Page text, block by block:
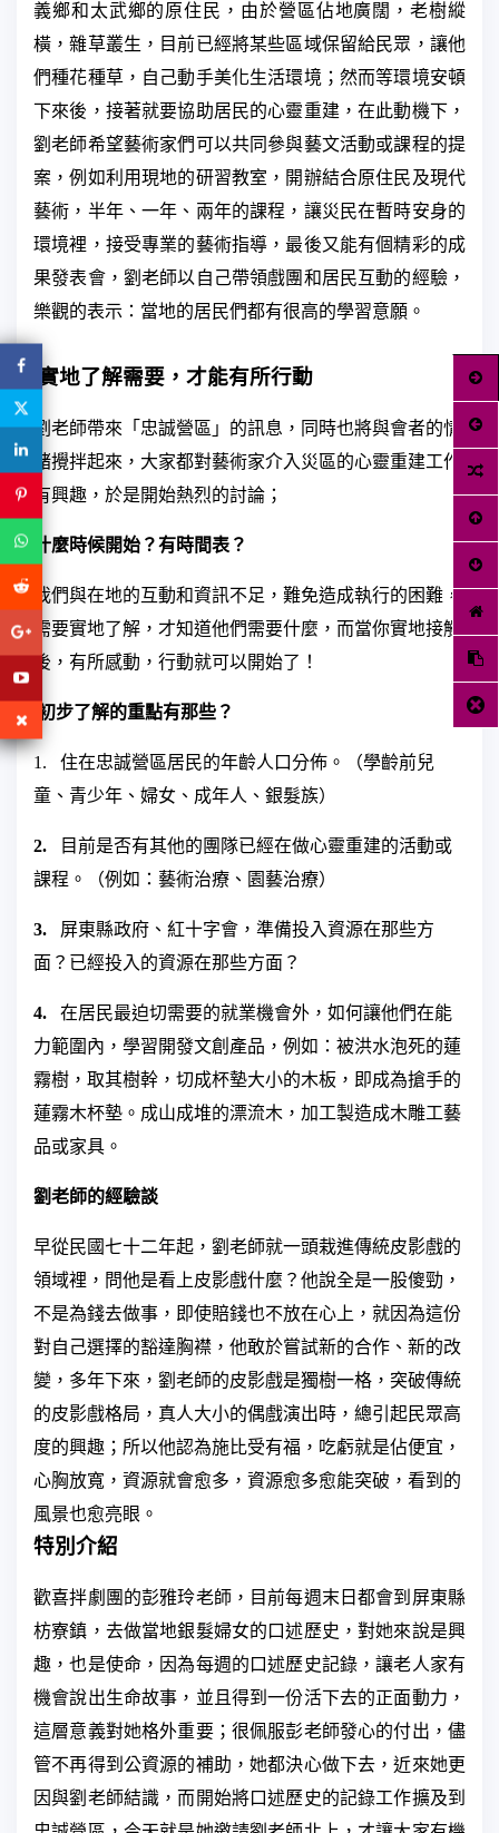
義鄉和太武鄉的原住民，由於營區佔地廣闊，老樹縱
橫，雜草叢生，目前已經將某些區域保留給民眾，讓他
們種花種草，自己動手美化生活環境；然而等環境安頓
下來後，接著就要協助居民的心靈重建，在此動機下，
劉老師希望藝術家們可以共同參與藝文活動或課程的提
案，例如利用現地的研習教室，開辦結合原住民及現代
藝術，半年、一年、兩年的課程，讓災民在暫時安身的
環境裡，接受專業的藝術指導，最後又能有個精彩的成
果發表會，劉老師以自己帶領戲團和居民互動的經驗，
樂觀的表示：當地的居民們都有很高的學習意願。
實地了解需要，才能有所行動
劉 老師帶來「忠誠營區」的訊息，同時也將與會者的情
緒攪拌起來，大家都對藝術家介入災區的心靈重建工作
有興趣，於是開始熱烈的討論；
什麼時候開始？有時間表？
我們與在地的互動和資訊不足，難免造成執行的困難，
需要實地了解，才知道他們需要什麼，而當你實地接觸
後，有所感動，行動就可以開始了！
初步了解的重點有那些？
1.
住在忠誠營區居民的年齡人口分佈。（學齡前兒
童、青少年、婦女、成年人、銀髮族）
2.
目前是否有其他的團隊已經在做心靈重建的活動或
課程。（例如：藝術治療、園藝治療）
3.
屏東縣政府、紅十字會，準備投入資源在那些方
面？已經投入的資源在那些方面？
4.
在居民最迫切需要的就業機會外，如何讓他們在能
力範圍內，學習開發文創產品，例如：被洪水泡死的蓮
霧樹，取其樹幹，切成杯墊大小的木板，即成為搶手的
蓮霧木杯墊。成山成堆的漂流木，加工製造成木雕工藝
品或家具。
劉老師的經驗談
早從民國七十二年起，劉老師就一頭栽進傳統皮影戲的
領域裡，問他是看上皮影戲什麼？他說全是一股傻勁，
不是為錢去做事，即使賠錢也不放在心上，就因為這份
對自己選擇的豁達胸襟，他敢於嘗試新的合作、新的改
變，多年下來，劉老師的皮影戲是獨樹一格，突破傳統
的皮影戲格局，真人大小的偶戲演出時，總引起民眾高
度的興趣；所以他認為施比受有福，吃虧就是佔便宜，
心胸放寬，資源就會愈多，資源愈多愈能突破，看到的
風景也愈亮眼。
特別介紹
歡喜拌劇團的彭雅玲老師，目前每週末日都會到屏東縣
枋寮鎮，去做當地銀髮婦女的口述歷史，對她來說是興
趣，也是使命，因為每週的口述歷史記錄，讓老人家有
機會說出生命故事，並且得到一份活下去的正面動力，
這層意義對她格外重要；很佩服彭老師發心的付出，儘
管不再得到公資源的補助，她都決心做下去，近來她更
因與劉老師結識，而開始將口述歷史的記錄工作擴及到